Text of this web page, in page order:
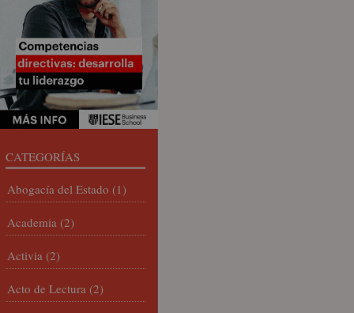
CATEGORÍAS
Abogacía del Estado (1)
Academia (2)
Activia (2)
Acto de Lectura (2)